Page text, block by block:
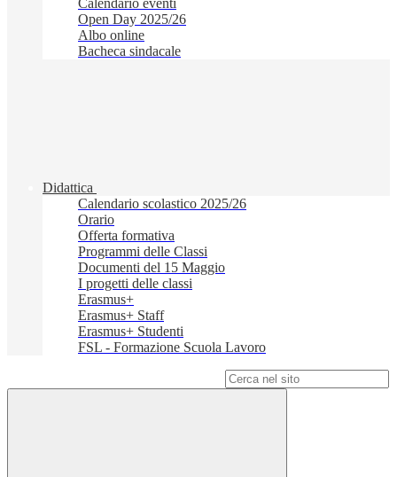
Calendario eventi
Open Day 2025/26
Albo online
Bacheca sindacale
Didattica
Calendario scolastico 2025/26
Orario
Offerta formativa
Programmi delle Classi
Documenti del 15 Maggio
I progetti delle classi
Erasmus+
Erasmus+ Staff
Erasmus+ Studenti
FSL - Formazione Scuola Lavoro